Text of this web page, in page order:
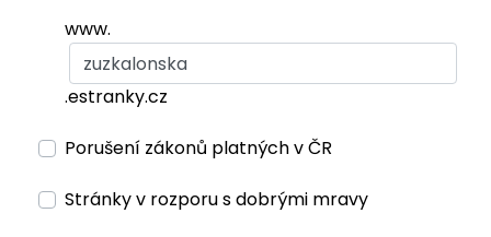
www.
.estranky.cz
Porušení zákonů platných v ČR
Stránky v rozporu s dobrými mravy